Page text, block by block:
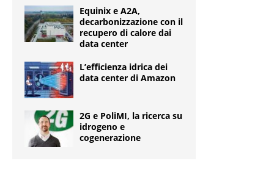
Equinix e A2A,
decarbonizzazione con il
recupero di calore dai
data center
L’efficienza idrica dei
data center di Amazon
2G e PoliMI, la ricerca su
idrogeno e
cogenerazione